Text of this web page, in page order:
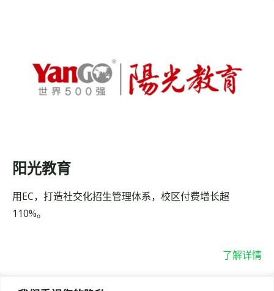
阳光教育
用EC，打造社交化招生管理体系，校区付费增长超
110%。
了解详情